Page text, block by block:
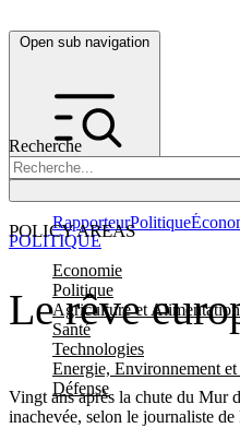
Open sub navigation
Recherche
POLICY AREAS
Economie
Politique
Agriculture et Alimentation
Santé
Technologies
Energie, Environnement
Défense
RapporteurPolitique
Le rêve
Vingt ans après la chute du Mur
inachevée, selon le journaliste
POLITIQUE